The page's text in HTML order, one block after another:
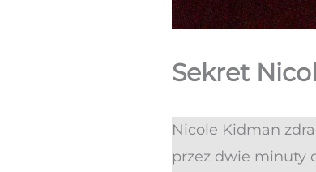
Sekret
Nicole Kidman
przez dwie minuty